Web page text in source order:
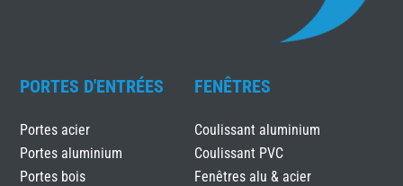
PORTES D'ENTRÉES
Portes acier
Portes aluminium
Portes bois
FENÊTRES
Coulissant aluminium
Coulissant PVC
Fenêtres alu & acier